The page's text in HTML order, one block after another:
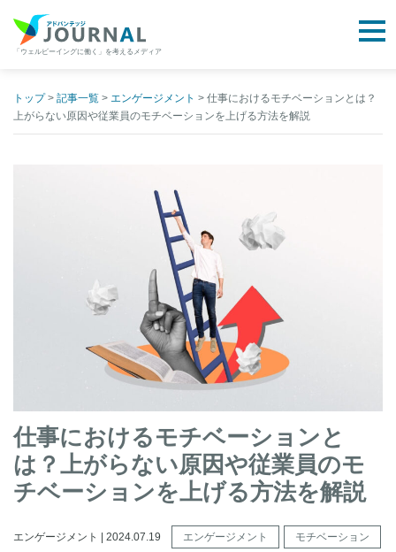
content
「ウェルビーイングに働く」を考えるメディア
トップ> 記事一覧 > エンゲージメント > 仕事におけるモチベーションとは？
上がらない原因や従業員のモチベーションを上げる方法を解説
仕事におけるモチベーションと
は？上がらない原因や従業員のモ
チベーションを上げる方法を解説
エンゲージメント | 2024.07.19 エンゲージメント モチベーション